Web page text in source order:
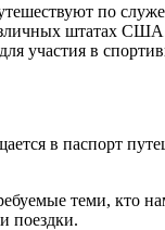
по
штатах
участия в
в паспорт
теми, кто
поездки.